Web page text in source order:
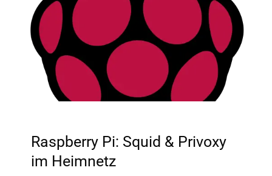
Raspberry Pi: Squid & Privoxy
im Heimnetz